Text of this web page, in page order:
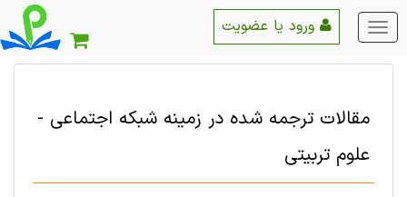
منو
اصلی
مقالات ترجمه شده در زمینه شبکه اجتماعی -
علوم تربيتی